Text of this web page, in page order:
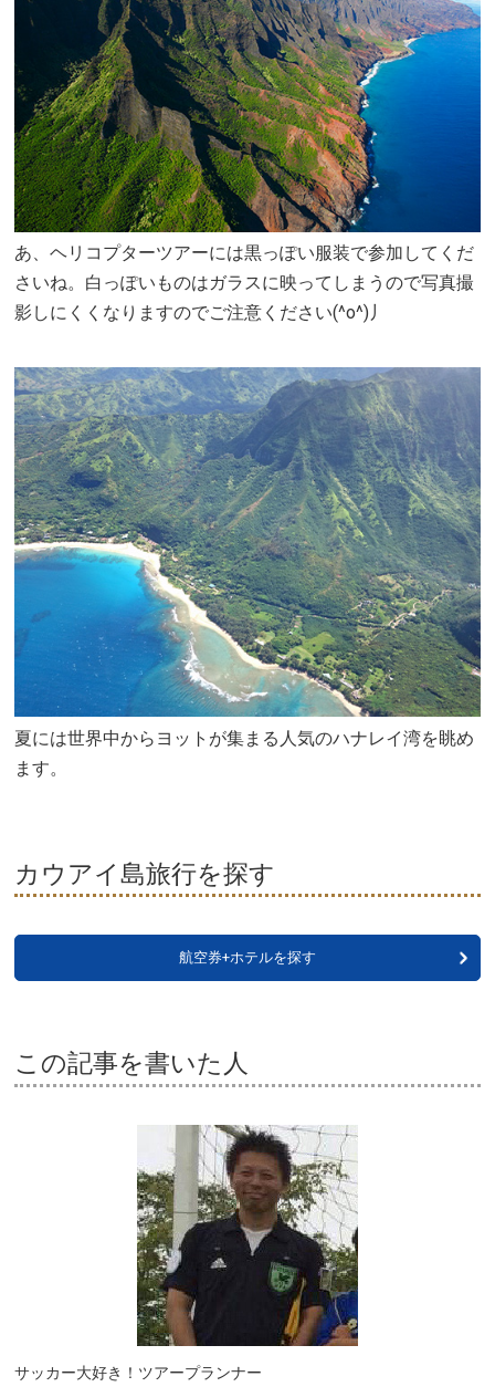
あ、ヘリコプターツアーには黒っぽい服装で参加してくだ
さいね。白っぽいものはガラスに映ってしまうので写真撮
影しにくくなりますのでご注意ください(^o^)丿
夏には世界中からヨットが集まる人気のハナレイ湾を眺め
ます。
カウアイ島旅行を探す
航空券+ホテルを探す
この記事を書いた人
サッカー大好き！ツアープランナー